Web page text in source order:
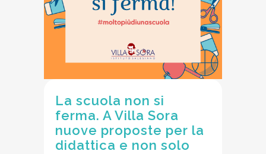
La scuola non si
ferma. A Villa Sora
nuove proposte per la
didattica e non solo